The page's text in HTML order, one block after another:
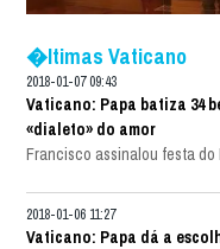
�ltimas Vaticano
2018-01-07 09:43
Vaticano: Papa batiza 34
«dialeto» do amor
Francisco assinalou festa do
2018-01-06 11:27
Vaticano: Papa dá a